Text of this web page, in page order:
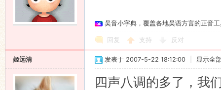
吴音小字典，覆盖各地吴语方言的正音
回复 支持 反对
姬远清 发表于 2007-5-22 18:12:00 显示全
四声八调的多了，我